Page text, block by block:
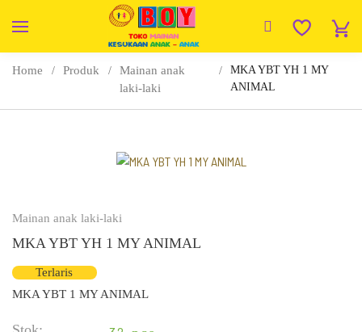
Home Produk
Mainan anak
laki-laki
MKA YBT YH 1 MY
ANIMAL
Mainan anak laki-laki
MKA YBT YH 1 MY ANIMAL
Terlaris
MKA YBT 1 MY ANIMAL